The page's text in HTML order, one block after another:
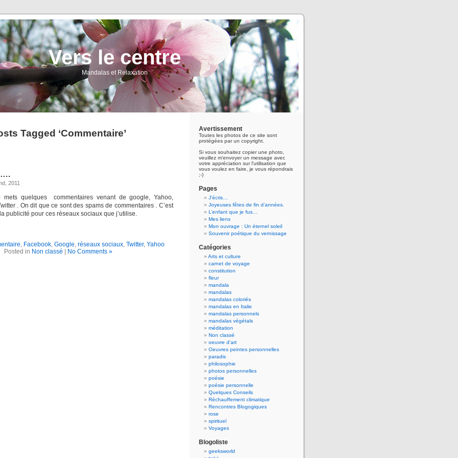
Vers le centre
Mandalas et Relaxation
Tagged ‘Commentaire’
2011
mets quelques commentaires venant de google, Yahoo,
. On dit que ce sont des spams de commentaires . C’est
publicité pour ces réseaux sociaux que j’utilise.
, Facebook, Google, réseaux sociaux, Twitter, Yahoo
Posted in Non classé No Comments »
Avertissement
Toutes les photos de ce site sont
protégées par un copyright.
Si vous souhaitez copier une photo,
veuillez m'envoyer un message avec
votre appréciation sur l'utilisation que
vous voulez en faire, je vous répondrais
;-)
Pages
J’écris…
Joyeuses fêtes de fin d’années.
L’enfant que je fus…
Mes liens
Mon ouvrage : Un éternel soleil
Souvenir poétique du vernissage
Catégories
Arts et culture
carnet de voyage
constitution
fleur
mandala
mandalas
mandalas coloriés
mandalas en Italie
mandalas personnels
mandalas végétals
méditation
Non classé
oeuvre d'art
Oeuvres peintes personnelles
paradis
philosophie
photos personnelles
poésie
poésie personnelle
Quelques Conseils
Réchauffement climatique
Rencontres Blogogiques
rose
spirituel
Voyages
Blogoliste
geeksworld